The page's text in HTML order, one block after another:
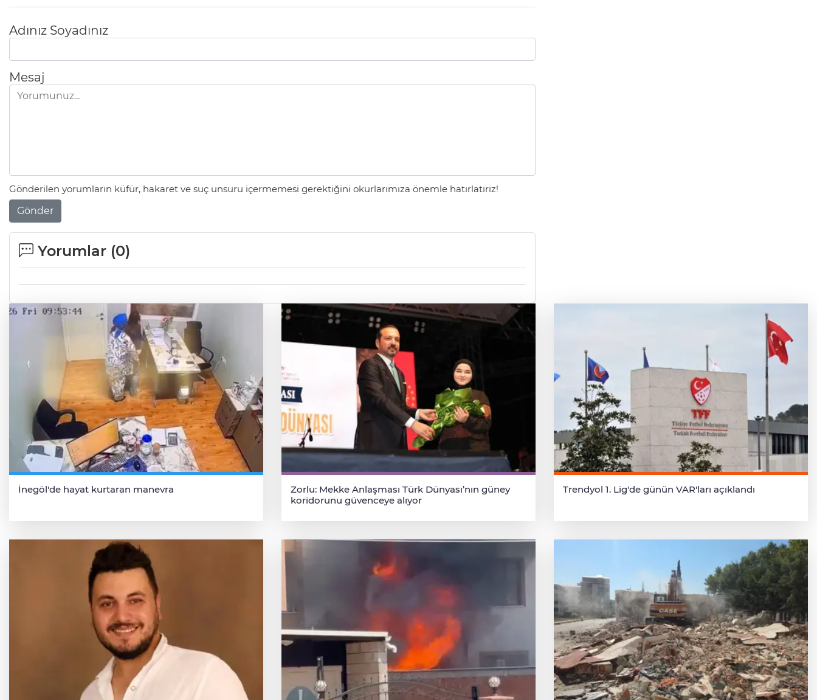
Adınız Soyadınız
Mesaj
Gönderilen yorumların küfür, hakaret ve suç unsuru içermemesi gerektiğini okurlarımıza önemle hatırlatırız!
Gönder
Yorumlar (0)
İnegöl'de hayat kurtaran manevra
Zorlu: Mekke Anlaşması Türk Dünyası’nın güney
koridorunu güvenceye alıyor
Trendyol 1. Lig'de günün VAR'ları açıklandı